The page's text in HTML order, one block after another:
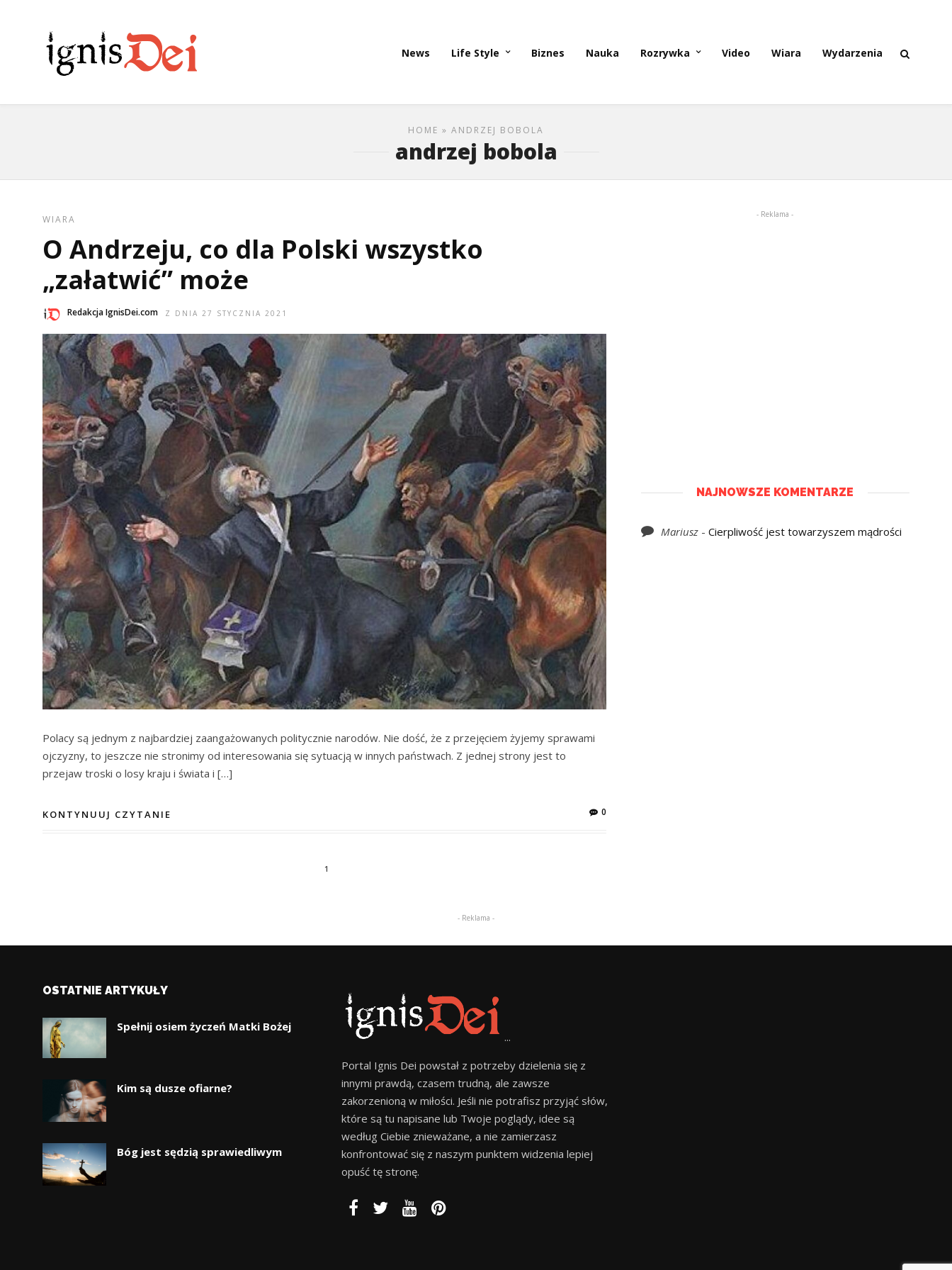
News Life Style Biznes Nauka Rozrywka Video Wiara Wydarzenia
HOME » ANDRZEJ BOBOLA
andrzej bobola
WIARA
O Andrzeju, co dla Polski wszystko
„załatwić” może
Redakcja IgnisDei.com Z DNIA 27 STYCZNIA 2021
Polacy są jednym z najbardziej zaangażowanych politycznie narodów. Nie dość, że z przejęciem żyjemy sprawami
ojczyzny, to jeszcze nie stronimy od interesowania się sytuacją w innych państwach. Z jednej strony jest to
przejaw troski o losy kraju i świata i […]
KONTYNUUJ CZYTANIE 0
1
- Reklama -
NAJNOWSZE KOMENTARZE
Mariusz- Cierpliwość jest towarzyszem mądrości
- Reklama -
OSTATNIE ARTYKUŁY
Spełnij osiem życzeń Matki Bożej
Kim są dusze ofiarne?
Bóg jest sędzią sprawiedliwym
...
Portal Ignis Dei powstał z potrzeby dzielenia się z
innymi prawdą, czasem trudną, ale zawsze
zakorzenioną w miłości. Jeśli nie potrafisz przyjąć słów,
które są tu napisane lub Twoje poglądy, idee są
według Ciebie znieważane, a nie zamierzasz
konfrontować się z naszym punktem widzenia lepiej
opuść tę stronę.